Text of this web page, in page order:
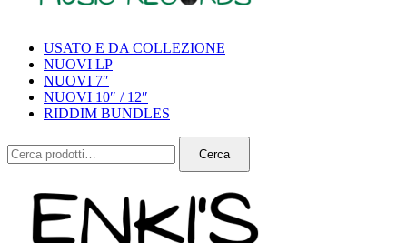
USATO E DA COLLEZIONE
NUOVI LP
NUOVI 7″
NUOVI 10″ / 12″
RIDDIM BUNDLES
Cerca:
Cerca